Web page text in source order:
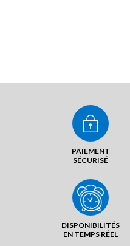
PAIEMENT
SÉCURISÉ
DISPONIBILITÉS
EN TEMPS RÉEL